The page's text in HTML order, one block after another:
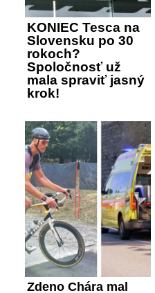
KONIEC Tesca na
Slovensku po 30
rokoch?
Spoločnosť už
mala spraviť jasný
krok!
Zdeno Chára mal